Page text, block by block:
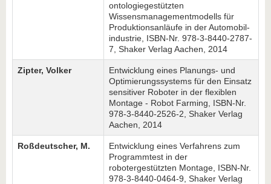
ontologiegestützten
Wissensmanagementmodells für
Produktionsanläufe in der Automobil-
industrie, ISBN-Nr. 978-3-8440-2787-
7, Shaker Verlag Aachen, 2014
Zipter, Volker
Entwicklung eines Planungs- und
Optimierungssystems für den Einsatz
sensitiver Roboter in der flexiblen
Montage - Robot Farming, ISBN-Nr.
978-3-8440-2526-2, Shaker Verlag
Aachen, 2014
Roßdeutscher, M.
Entwicklung eines Verfahrens zum
Programmtest in der
robotergestützten Montage, ISBN-Nr.
978-3-8440-0464-9, Shaker Verlag